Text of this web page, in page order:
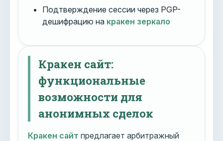
Подтверждение сессии через PGP-
дешифрацию на кракен зеркало
Кракен сайт:
функциональные
возможности для
анонимных сделок
Кракен сайт предлагает арбитражный